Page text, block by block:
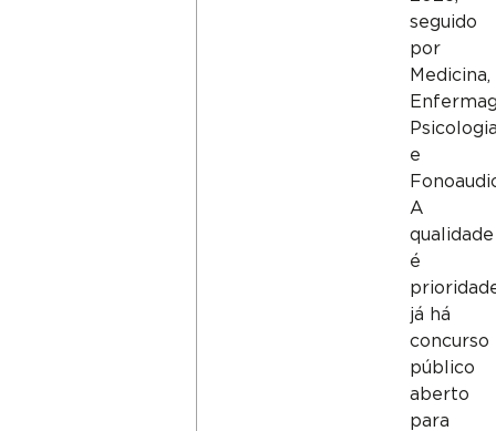
seguido
por
Medicina,
e
A
qualidade
é
já há
concurso
público
aberto
para